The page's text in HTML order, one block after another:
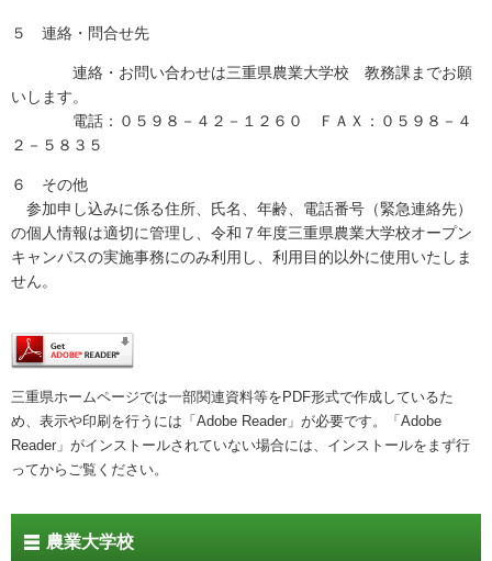
５ 連絡・問合せ先
連絡・お問い合わせは三重県農業大学校 教務課までお願
いします。
電話：０５９８－４２－１２６０ ＦＡＸ：０５９８－４
２－５８３５
６ その他
参加申し込みに係る住所、氏名、年齢、電話番号（緊急連絡先）
の個人情報は適切に管理し、令和７年度三重県農業大学校オープン
キャンパスの実施事務にのみ利用し、利用目的以外に使用いたしま
せん。
三重県ホームページでは一部関連資料等をPDF形式で作成しているた
め、表示や印刷を行うには「Adobe Reader」が必要です。「Adobe
Reader」がインストールされていない場合には、インストールをまず行
ってからご覧ください。
農業大学校